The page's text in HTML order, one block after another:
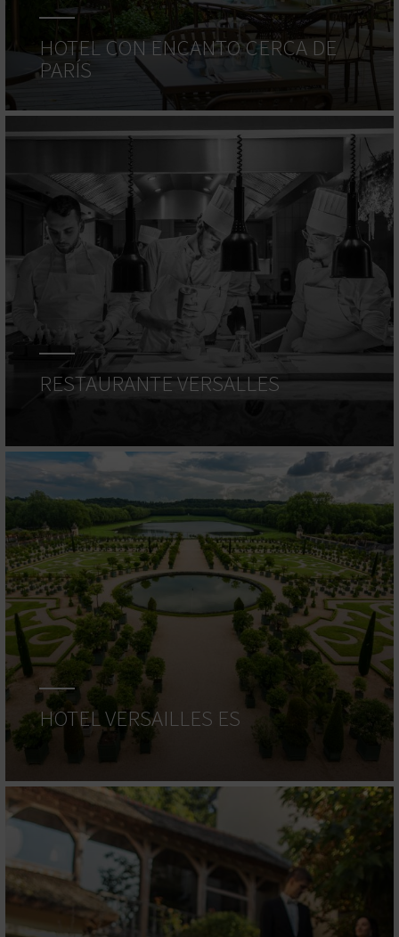
HOTEL CON ENCANTO CERCA DE
PARÍS
RESTAURANTE VERSALLES
HOTEL VERSAILLES ES